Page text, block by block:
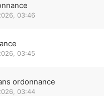
03:46
03:45
ordonnance
03:44